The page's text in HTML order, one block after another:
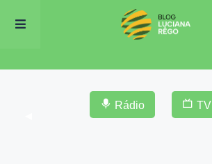
Rádio TV